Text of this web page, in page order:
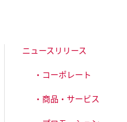
ニュースリリース
・コーポレート
・商品・サービス